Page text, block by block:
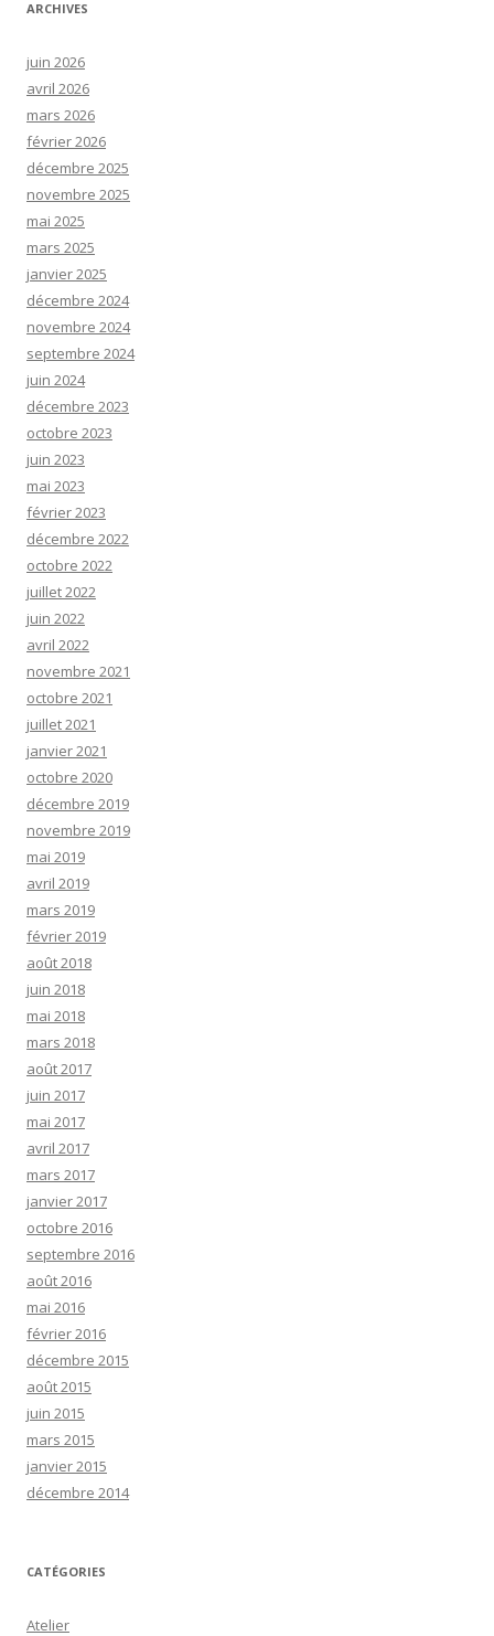
ARCHIVES
juin 2026
avril 2026
mars 2026
février 2026
décembre 2025
novembre 2025
mai 2025
mars 2025
janvier 2025
décembre 2024
novembre 2024
septembre 2024
juin 2024
décembre 2023
octobre 2023
juin 2023
mai 2023
février 2023
décembre 2022
octobre 2022
juillet 2022
juin 2022
avril 2022
novembre 2021
octobre 2021
juillet 2021
janvier 2021
octobre 2020
décembre 2019
novembre 2019
mai 2019
avril 2019
mars 2019
février 2019
août 2018
juin 2018
mai 2018
mars 2018
août 2017
juin 2017
mai 2017
avril 2017
mars 2017
janvier 2017
octobre 2016
septembre 2016
août 2016
mai 2016
février 2016
décembre 2015
août 2015
juin 2015
mars 2015
janvier 2015
décembre 2014
CATÉGORIES
Atelier